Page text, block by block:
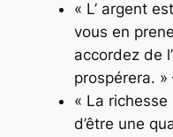
« L’ argent
vous en
accordez de
prospérera. »
« La
d’être une